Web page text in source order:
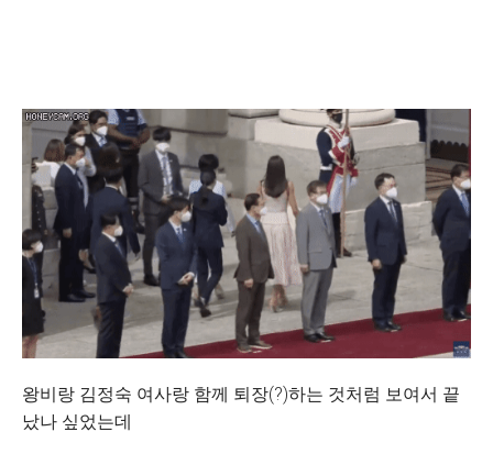
왕비랑 김정숙 여사랑 함께 퇴장(?)하는 것처럼 보여서 끝
났나 싶었는데